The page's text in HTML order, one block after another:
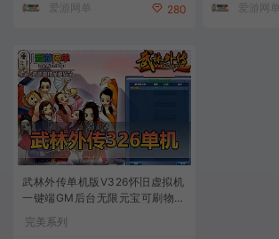
爱游网单 280 爱游网单
武林外传单机版V326怀旧虚拟机
一键端GM后台无限元宝可刷物品
道具
完美系列